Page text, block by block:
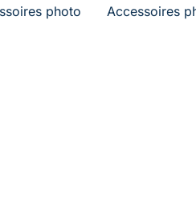
photo
Accessoires